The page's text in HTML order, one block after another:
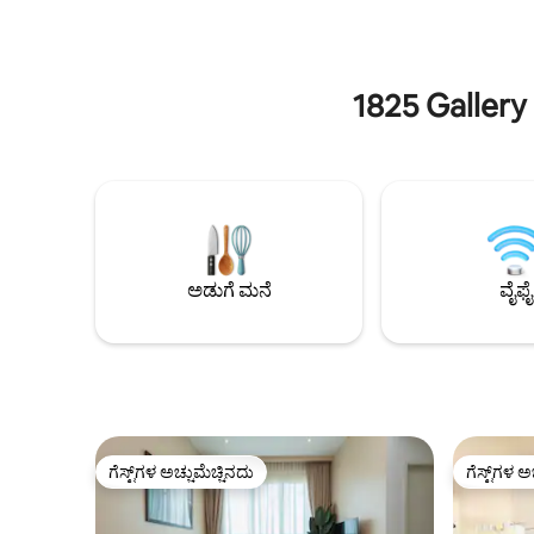
1825
ಅಡುಗೆ ಮನೆ ವೈಫೈ
ಗೆಸ್ಟ್‌ಗಳ ಅಚ್ಚುಮೆಚ್ಚಿನದು
ಗೆಸ್ಟ್‌ಗಳ ಅಚ್ಚುಮೆಚ್ಚಿನದು ಗೆಸ್ಟ್‌ಗಳ
ಗೆಸ್ಟ್‌ಗಳ